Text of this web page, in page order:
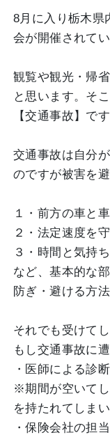
8月に入り栃木県
会が開催されてい
観覧や観光・帰
と思います。そ
【交通事故】です
交通事故は自分
のですが被害を
１・前方の車と
２・法定速度を
３・時間と気持
など、基本的な
防ぎ・避ける方
それでも受けて
もし交通事故に
・医師による診
※期間が空いて
を持たれてしまい
・保険会社の担